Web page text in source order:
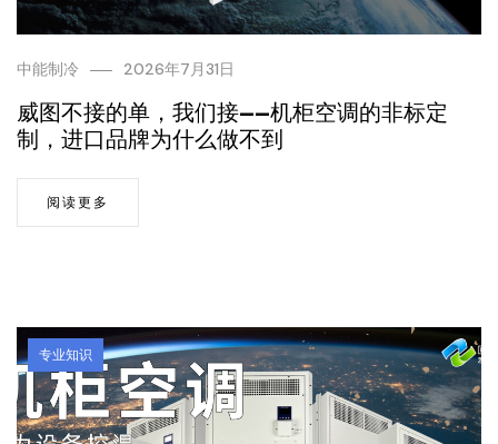
中能制冷 2026年7月31日
威图不接的单，我们接——机柜空调的非标定
制，进口品牌为什么做不到
阅读更多
专业知识